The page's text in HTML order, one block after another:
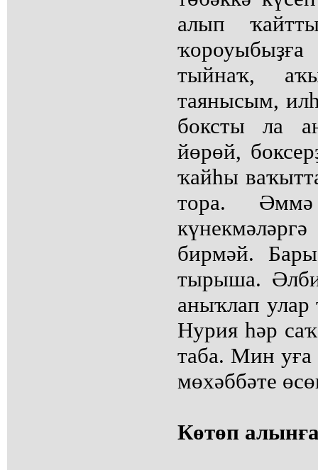
алып
тыйнаҡ,
таянысым,
боксты ла
йөрөй,
ҡайһы
тора.
бирмәй.
тырыша.
аныҡлап улар
Нурия һәр
таба. Мин уға
мөхәббәте
Көтөп